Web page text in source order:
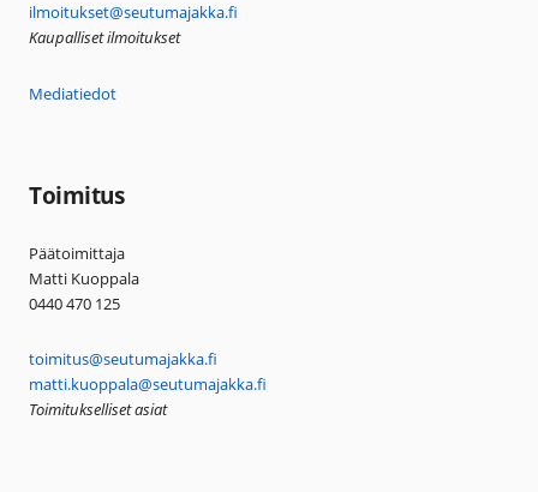
ilmoitukset@seutumajakka.fi
Kaupalliset ilmoitukset
Mediatiedot
Toimitus
Päätoimittaja
Matti Kuoppala
0440 470 125
toimitus@seutumajakka.fi
matti.kuoppala@seutumajakka.fi
Toimitukselliset asiat